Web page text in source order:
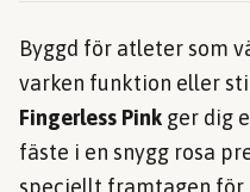
Byggd för atleter som
varken funktion eller
Fingerless Pink ger dig
fäste i en snygg rosa